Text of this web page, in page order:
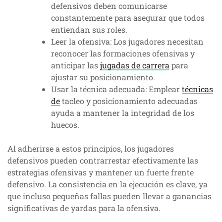
defensivos deben comunicarse
constantemente para asegurar que todos
entiendan sus roles.
Leer la ofensiva: Los jugadores necesitan
reconocer las formaciones ofensivas y
anticipar lasjugadas de carrerapara
ajustar su posicionamiento.
Usar la técnica adecuada: Empleartécnicas
detacleo y posicionamiento adecuadas
ayuda a mantener la integridad de los
huecos.
Al adherirse a estos principios, los jugadores
defensivos pueden contrarrestar efectivamente las
estrategias ofensivas y mantener un fuerte frente
defensivo. La consistencia en la ejecución es clave, ya
que incluso pequeñas fallas pueden llevar a ganancias
significativas de yardas para la ofensiva.